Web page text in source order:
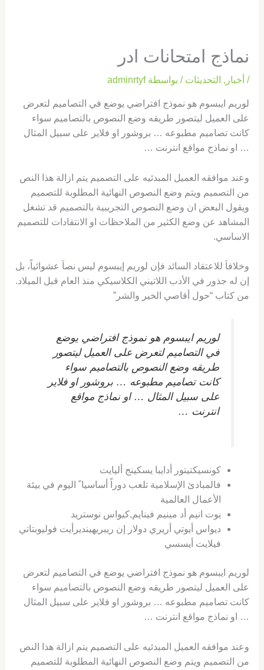
نماذج امتحانات ادر
/ أخبار , التحديثات / بواسطة adminrtyf
لوريم ايبسوم هو نموذج افتراضي يوضع في التصاميم لتعرض
على العميل ليتصور طريقه وضع النصوص بالتصاميم سواء
كانت تصاميم مطبوعه … بروشور او فلاير على سبيل المثال
… او نماذج مواقع انترنت …
وعند موافقه العميل المبدئيه على التصميم يتم ازالة هذا النص
من التصميم ويتم وضع النصوص النهائية المطلوبة للتصميم
ويقول البعض ان وضع النصوص التجريبية بالتصميم قد تشغل
المشاهد عن وضع الكثير من الملاحظات او الانتقادات للتصميم
الاساسي.
وخلافاَ للاعتقاد السائد فإن لوريم إيبسوم ليس نصاَ عشوائياً، بل
إن له جذور في الأدب اللاتيني الكلاسيكي منذ العام قبل الميلاد.
من كتاب “حول أقاصي الخير والشر”
لوريم ايبسوم هو نموذج افتراضي يوضع
في التصاميم لتعرض على العميل ليتصور
طريقه وضع النصوص بالتصاميم سواء
كانت تصاميم مطبوعه … بروشور او فلاير
على سبيل المثال … او نماذج مواقع
انترنت …
كونسيكتيتور أدايبا يسكينج أليايت
فالمبادئ الإسلامية تلعب دوراً أساسيا ً اليوم في بيئة
الأعمال العالمية
يوت انيم أد مينيم فينايم,كيواس نوستريد
ديواس أيوتي أريري دولار إن ريبريهينديرأيت فوليوبتاتي
فيلايت أيسسي
لوريم ايبسوم هو نموذج افتراضي يوضع في التصاميم لتعرض
على العميل ليتصور طريقه وضع النصوص بالتصاميم سواء
كانت تصاميم مطبوعه … بروشور او فلاير على سبيل المثال
… او نماذج مواقع انترنت …
وعند موافقه العميل المبدئيه على التصميم يتم ازالة هذا النص
من التصميم ويتم وضع النصوص النهائية المطلوبة للتصميم